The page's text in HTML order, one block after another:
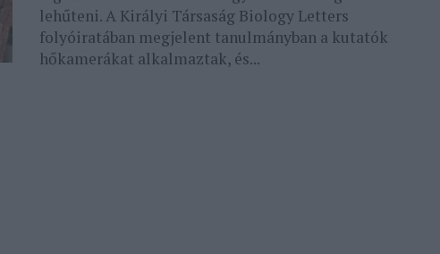
lehűteni. A Királyi Társaság Biology Letters
folyóiratában megjelent tanulmányban a kutatók
hőkamerákat alkalmaztak, és...